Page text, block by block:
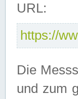
URL:
https://
Die
und zum